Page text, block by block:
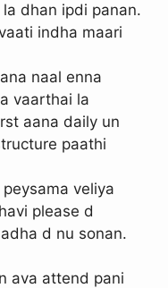
dhan ipdi panan.
indha maari
naal enna
vaarthai la
aana daily un
paathi
veliya
please d
d nu sonan.
ava attend pani